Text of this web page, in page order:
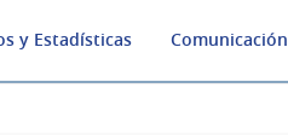
y Estadísticas Comunicación